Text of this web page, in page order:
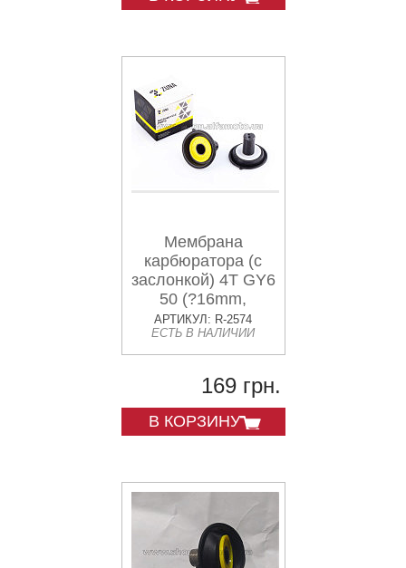
Мембрана
карбюратора (с
заслонкой) 4T GY6
50 (?16mm,
основная с
выемкой) ZUNA
АРТИКУЛ: R-2574
ЕСТЬ В НАЛИЧИИ
169 грн.
В КОРЗИНУ